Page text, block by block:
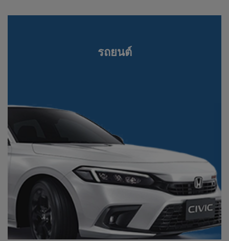
รถยนต์